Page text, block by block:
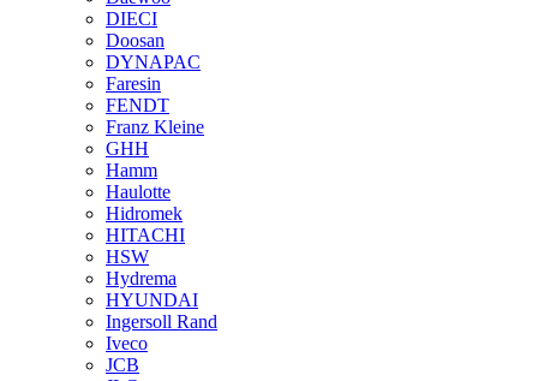
DIECI
Doosan
DYNAPAC
Faresin
FENDT
Franz Kleine
GHH
Hamm
Haulotte
Hidromek
HITACHI
HSW
Hydrema
HYUNDAI
Ingersoll Rand
Iveco
JCB